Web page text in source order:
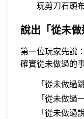
玩剪刀石頭
說出「從未
第一位玩家先說
確實從未做過的
「從未做過
「從未做過
「從未做過